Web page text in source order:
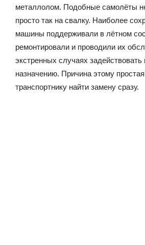
металлолом. Подобные самолёты
просто так на свалку. Наиболее
машины поддерживали в лётном
ремонтировали и проводили их
экстренных случаях
назначению. Причина этому
транспортнику найти замену сразу.